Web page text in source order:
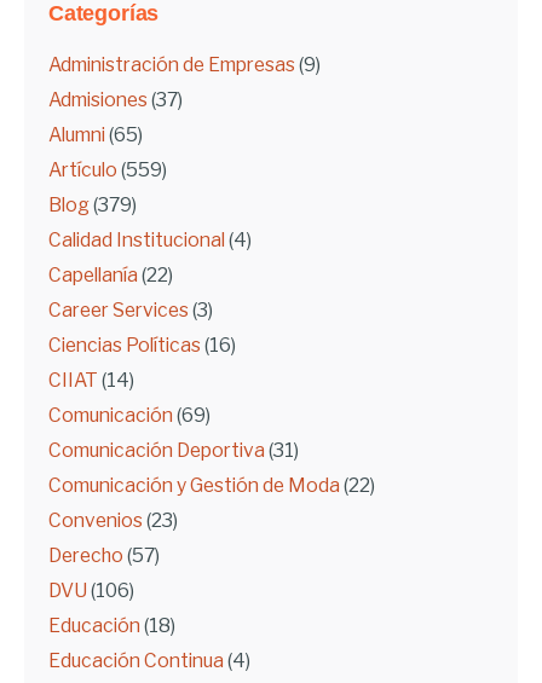
Categorías
Administración de Empresas (9)
Admisiones (37)
Alumni (65)
Artículo (559)
Blog(379)
Calidad Institucional (4)
Capellanía (22)
Career Services (3)
Ciencias Políticas (16)
CIIAT (14)
Comunicación (69)
Comunicación Deportiva (31)
Comunicación y Gestión de Moda (22)
Convenios (23)
Derecho (57)
DVU (106)
Educación (18)
Educación Continua (4)